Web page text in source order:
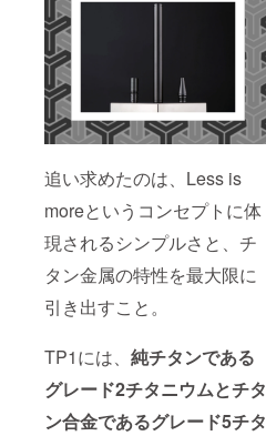
追い求めたのは、Less is
moreというコンセプトに体
現されるシンプルさと、チ
タン金属の特性を最大限に
引き出すこと。
TP1には、 純チタンである
グレード2チタニウムとチタ
ン合金であるグレード5チタ